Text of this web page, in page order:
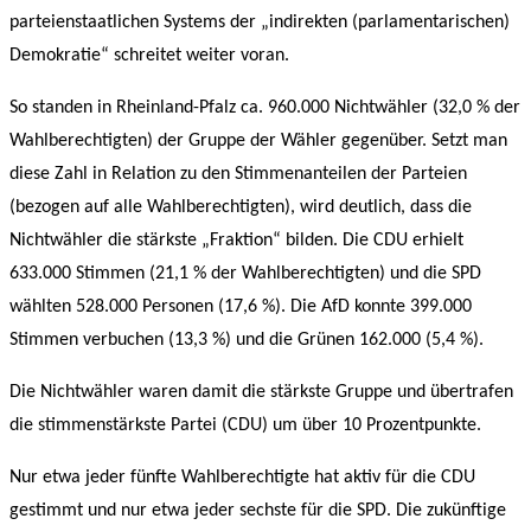
parteienstaatlichen Systems der „indirekten (parlamentarischen)
Demokratie“ schreitet weiter voran.
So standen in Rheinland-Pfalz ca. 960.000 Nichtwähler (32,0 % der
Wahlberechtigten) der Gruppe der Wähler gegenüber. Setzt man
diese Zahl in Relation zu den Stimmenanteilen der Parteien
(bezogen auf alle Wahlberechtigten), wird deutlich, dass die
Nichtwähler die stärkste „Fraktion“ bilden. Die CDU erhielt
633.000 Stimmen (21,1 % der Wahlberechtigten) und die SPD
wählten 528.000 Personen (17,6 %). Die AfD konnte 399.000
Stimmen verbuchen (13,3 %) und die Grünen 162.000 (5,4 %).
Die Nichtwähler waren damit die stärkste Gruppe und übertrafen
die stimmenstärkste Partei (CDU) um über 10 Prozentpunkte.
Nur etwa jeder fünfte Wahlberechtigte hat aktiv für die CDU
gestimmt und nur etwa jeder sechste für die SPD. Die zukünftige